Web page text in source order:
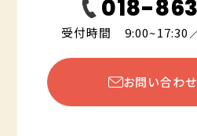
018-
受付時間 9:00~17:30
お問い合わ